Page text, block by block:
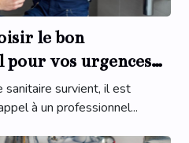
le bon
pour vos urgences
sanitaire survient, il est
à un professionnel...